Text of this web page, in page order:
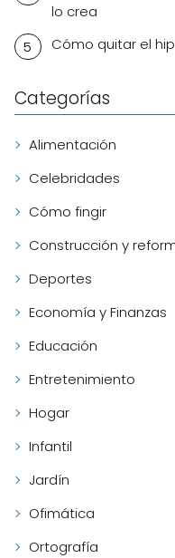
lo crea
Cómo quitar el
Categorías
Alimentación
Celebridades
Cómo fingir
Construcción y
Deportes
Economía y Finanzas
Educación
Entretenimiento
Hogar
Infantil
Jardín
Ofimática
Ortografía